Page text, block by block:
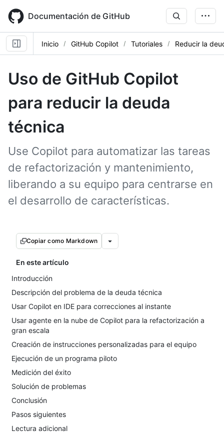
main
content
Documentación de GitHub
Inicio GitHub Copilot Tutoriales Reducir la
Uso de GitHub Copilot
para reducir la deuda
técnica
Use Copilot para automatizar las tareas
de refactorización y mantenimiento,
liberando a su equipo para centrarse en
el desarrollo de características.
Copiar como Markdown
En este artículo
Introducción
Descripción del problema de la deuda técnica
Usar Copilot en IDE para correcciones al instante
Usar agente en la nube de Copilot para la refactorización a
gran escala
Creación de instrucciones personalizadas para el equipo
Ejecución de un programa piloto
Medición del éxito
Solución de problemas
Conclusión
Pasos siguientes
Lectura adicional